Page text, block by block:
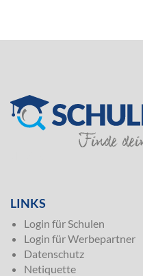
LINKS
Login für Schulen
Login für Werbepartner
Datenschutz
Netiquette